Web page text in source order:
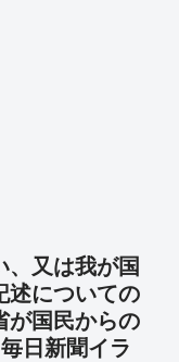
、又は我が国
述についての
国民からの
日新聞イラ